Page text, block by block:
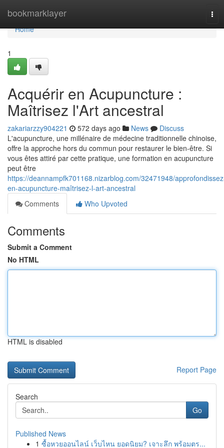
bookmarklayer
Home
Home
1
Acquérir en Acupuncture :
Maîtrisez l'Art ancestral
zakariarzzy904221 572 days ago News
Discuss
L'acupuncture, une millénaire de médecine traditionnelle chinoise,
offre la approche hors du commun pour restaurer le bien-être. Si
vous êtes attiré par cette pratique, une formation en acupuncture
peut être
https://deannampfk701168.nizarblog.com/32471948/
en-acupuncture-maîtrisez-l-art-ancestral
Comments
Who Upvoted
Comments
Submit a Comment
No HTML
HTML is disabled
Report Page
Search
Go
Published News
1 ซื้อหวยออนไลน์ เว็บไหน ยอดนิยม? เจาะลึก พร้อมตร...